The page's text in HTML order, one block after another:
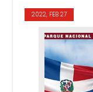
2022, FEB 27